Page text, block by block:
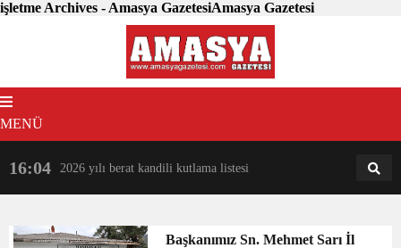
işletme Archives - Amasya GazetesiAmasya Gazetesi
MENÜ
16:04 2026 yılı berat kandili kutlama listesi 18:31
Başkanımız Sn. Mehmet Sarı İl